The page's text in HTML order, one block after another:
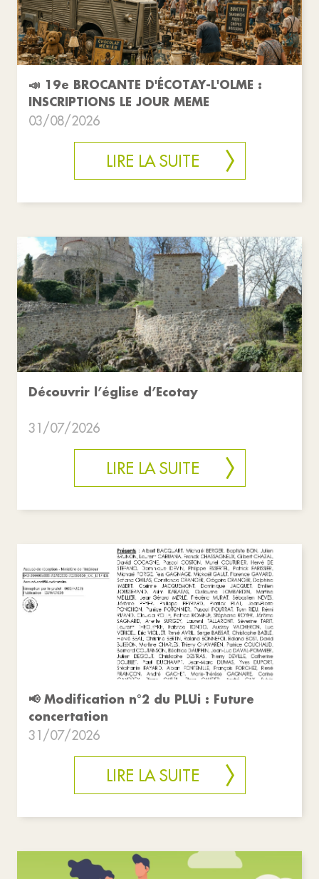
📣 19e BROCANTE D'ÉCOTAY-L'OLME :
INSCRIPTIONS LE JOUR MEME
03/08/2026
LIRE LA SUITE
Découvrir l’église d’Ecotay
31/07/2026
LIRE LA SUITE
📢 Modification n°2 du PLUi : Future
concertation
31/07/2026
LIRE LA SUITE